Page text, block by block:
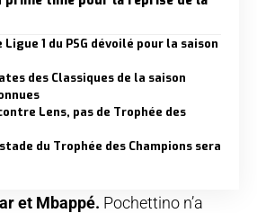
1 du PSG dévoilé pour la saison
des Classiques de la saison
Lens, pas de Trophée des
stade du Trophée des Champions sera
et Mbappé. Pochettino n’a